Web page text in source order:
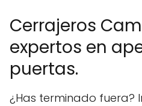
Cerrajeros
expertos en
puertas.
¿Has terminado fuera?